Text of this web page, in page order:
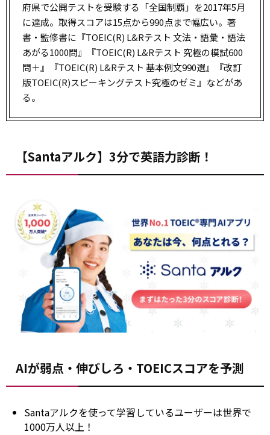
府県で公開テストを受験する「全国制覇」を2017年5月
に達成。取得スコアは15点から990点まで幅広い。著
書・監修書に『TOEIC(R) L&Rテスト 文法・語彙・語法
あがる1000問』『TOEIC(R) L&Rテスト 究極の模試600
問＋』『TOEIC(R) L&Rテスト 基本例文990選』『改訂
版TOEIC(R)スピーキングテスト究極のゼミ』などがあ
る。
【Santaアルク】3分で英語力診断！
AIが弱点・伸びしろ・TOEICスコアを予測
Santaアルクを使って学習しているユーザーは世界で
1000万人以上！